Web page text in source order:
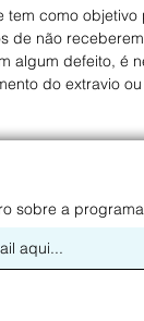
como
de não
algum defeito, é
do extravio
sobre a